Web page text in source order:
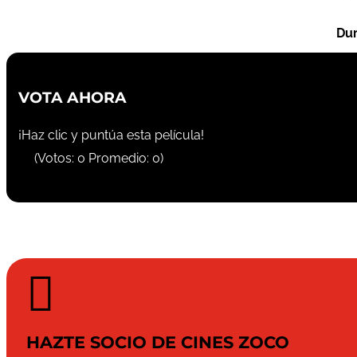
VOTA AHORA
¡Haz clic y puntúa esta película!
(Votos: 0 Promedio: 0)

HAZTE SOCIO DE CINES ZOCO